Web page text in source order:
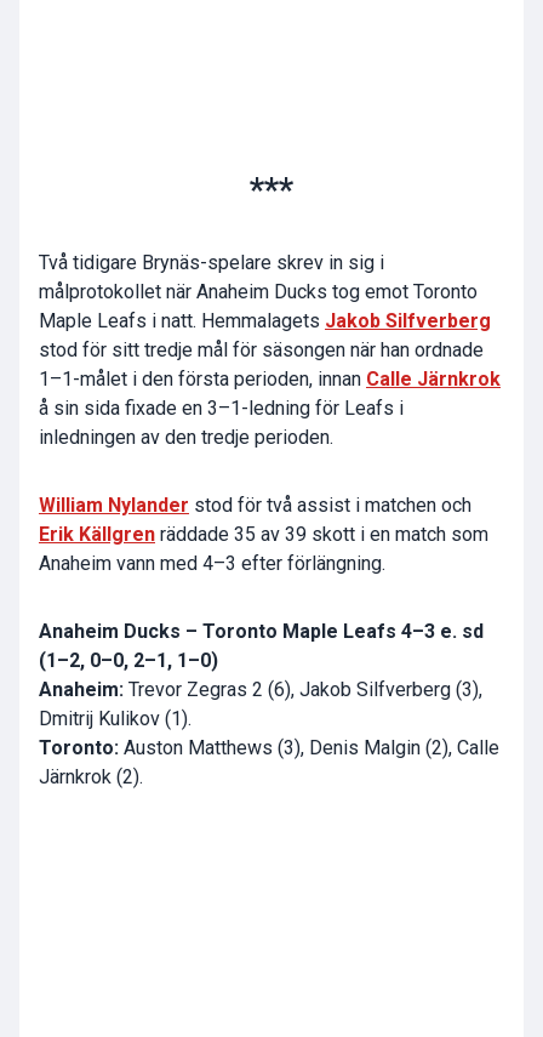
***
Två tidigare Brynäs-spelare skrev in sig i
målprotokollet när Anaheim Ducks tog emot Toronto
Maple Leafs i natt. Hemmalagets Jakob Silfverberg
stod för sitt tredje mål för säsongen när han ordnade
1–1-målet i den första perioden, innan Calle Järnkrok
å sin sida fixade en 3–1-ledning för Leafs i
inledningen av den tredje perioden.
William Nylander stod för två assist i matchen och
Erik Källgren räddade 35 av 39 skott i en match som
Anaheim vann med 4–3 efter förlängning.
Anaheim Ducks – Toronto Maple Leafs 4–3 e. sd
(1–2, 0–0, 2–1, 1–0)
Anaheim: Trevor Zegras 2 (6), Jakob Silfverberg (3),
Dmitrij Kulikov (1).
Toronto: Auston Matthews (3), Denis Malgin (2), Calle
Järnkrok (2).